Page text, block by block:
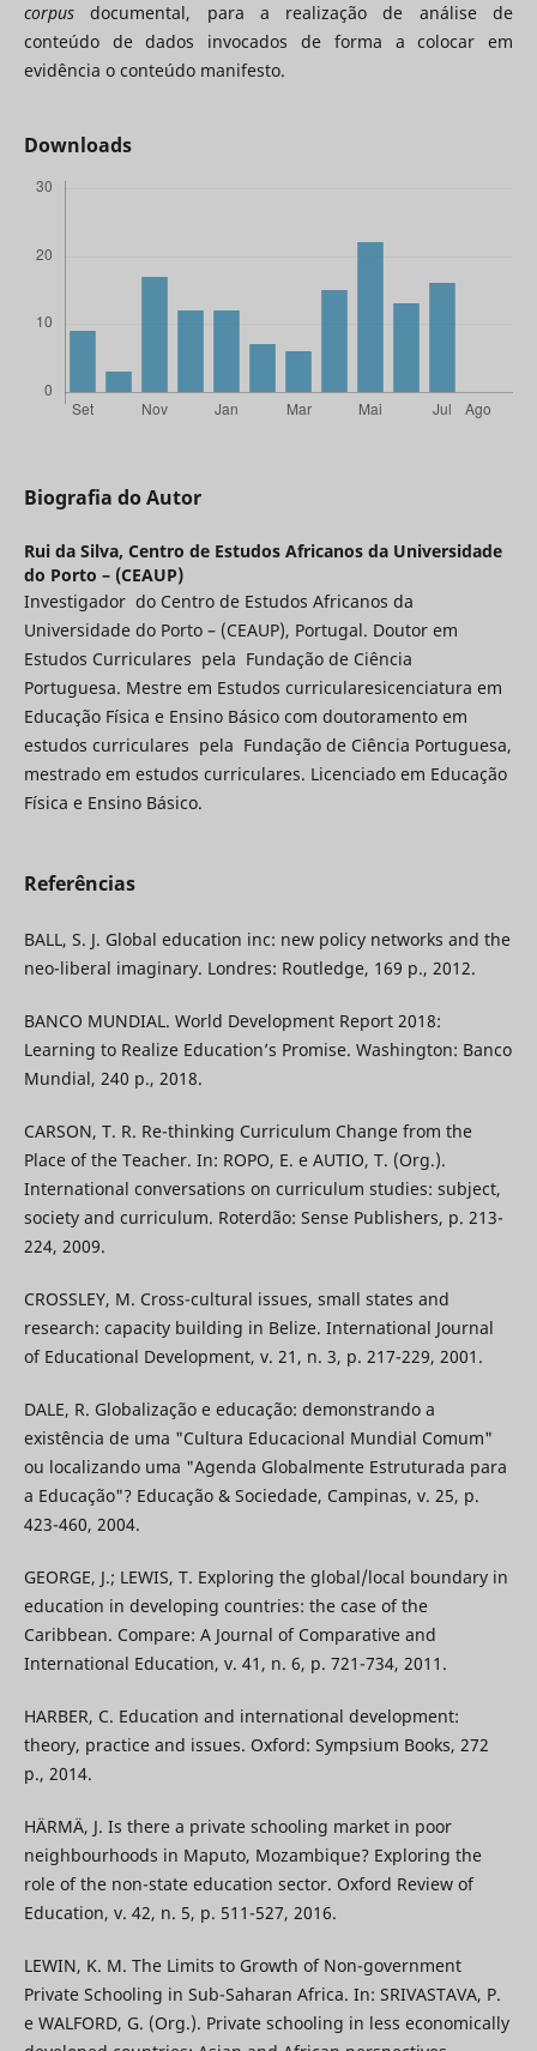
corpusdocumental, para a realização de análise de
conteúdo de dados invocados de forma a colocar em
evidência o conteúdo manifesto.
Downloads
Biografia do Autor
Rui da Silva, Centro de Estudos Africanos da Universidade
do Porto – (CEAUP)
Investigador do Centro de Estudos Africanos da
Universidade do Porto – (CEAUP), Portugal. Doutor em
Estudos Curriculares pela Fundação de Ciência
Portuguesa. Mestre em Estudos curricularesicenciatura em
Educação Física e Ensino Básico com doutoramento em
estudos curriculares pela Fundação de Ciência Portuguesa,
mestrado em estudos curriculares. Licenciado em Educação
Física e Ensino Básico.
Referências
BALL, S. J. Global education inc: new policy networks and the
neo-liberal imaginary. Londres: Routledge, 169 p., 2012.
BANCO MUNDIAL. World Development Report 2018:
Learning to Realize Education’s Promise. Washington: Banco
Mundial, 240 p., 2018.
CARSON, T. R. Re-thinking Curriculum Change from the
Place of the Teacher. In: ROPO, E. e AUTIO, T. (Org.).
International conversations on curriculum studies: subject,
society and curriculum. Roterdão: Sense Publishers, p. 213-
224, 2009.
CROSSLEY, M. Cross-cultural issues, small states and
research: capacity building in Belize. International Journal
of Educational Development, v. 21, n. 3, p. 217-229, 2001.
DALE, R. Globalização e educação: demonstrando a
existência de uma "Cultura Educacional Mundial Comum"
ou localizando uma "Agenda Globalmente Estruturada para
a Educação"? Educação & Sociedade, Campinas, v. 25, p.
423-460, 2004.
GEORGE, J.; LEWIS, T. Exploring the global/local boundary in
education in developing countries: the case of the
Caribbean. Compare: A Journal of Comparative and
International Education, v. 41, n. 6, p. 721-734, 2011.
HARBER, C. Education and international development:
theory, practice and issues. Oxford: Sympsium Books, 272
p., 2014.
HÄRMÄ, J. Is there a private schooling market in poor
neighbourhoods in Maputo, Mozambique? Exploring the
role of the non-state education sector. Oxford Review of
Education, v. 42, n. 5, p. 511-527, 2016.
LEWIN, K. M. The Limits to Growth of Non-government
Private Schooling in Sub-Saharan Africa. In: SRIVASTAVA, P.
e WALFORD, G. (Org.). Private schooling in less economically